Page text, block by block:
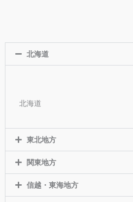
北海道
北海道
東北地方
関東地方
信越・東海地方